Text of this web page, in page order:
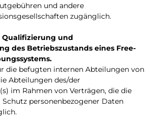
und andere
zugänglich.
und
des Betriebszustands eines Free-
die befugten internen Abteilungen von
Abteilungen des/der
im Rahmen von Verträgen, die die
personenbezogener Daten